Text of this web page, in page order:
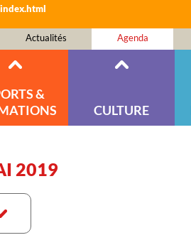
Actualités Agenda
&
CULTURE
2019